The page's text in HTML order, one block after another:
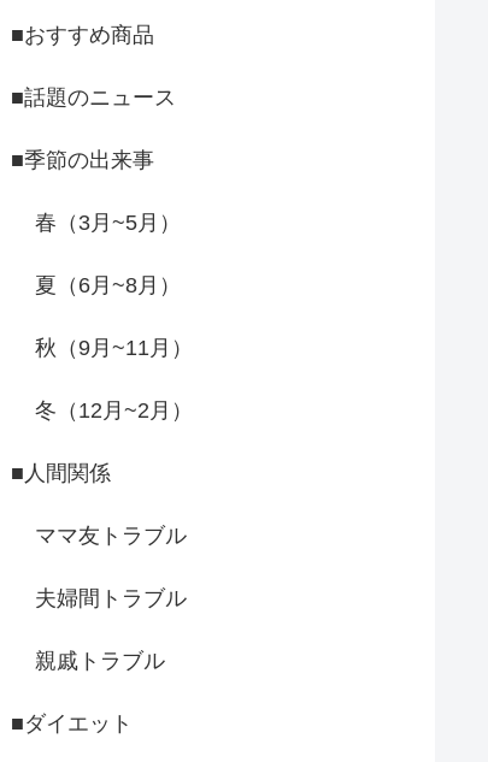
■おすすめ商品
■話題のニュース
■季節の出来事
春（3月~5月）
夏（6月~8月）
秋（9月~11月）
冬（12月~2月）
■人間関係
ママ友トラブル
夫婦間トラブル
親戚トラブル
■ダイエット